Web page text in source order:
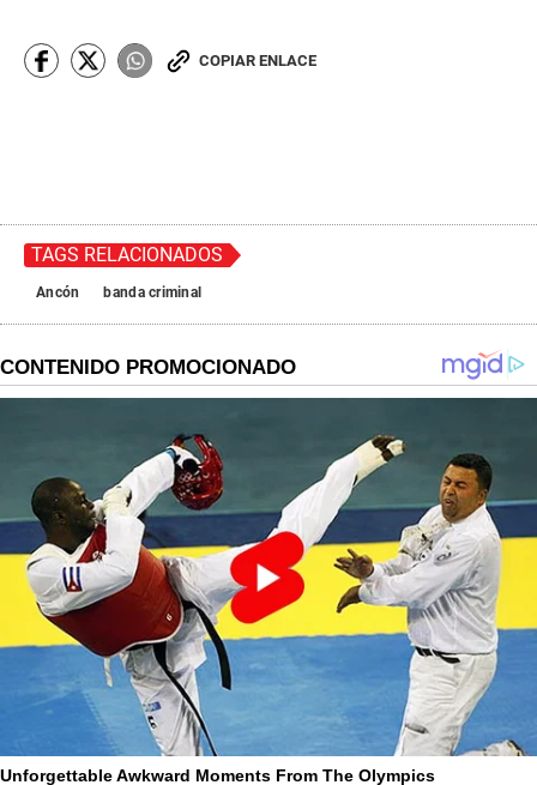
COPIAR ENLACE
TAGS RELACIONADOS
Ancón banda criminal